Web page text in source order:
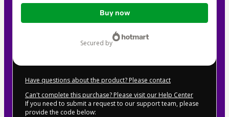
Total
$32.00
Buy now
secured by
Have questions about the product? Please contact
Can't complete this purchase? Please visit our Help Center
If you need to submit a request to our support team, please
provide the code below: